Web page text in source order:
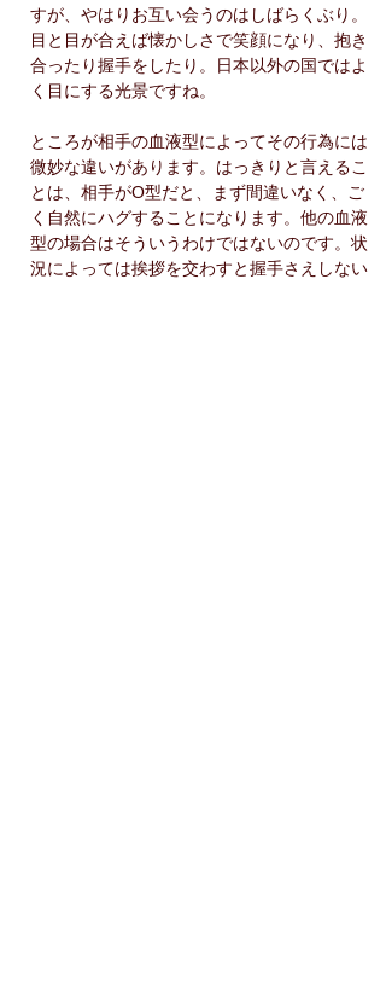
すが、やはりお互い会うのはしばらくぶり。
目と目が合えば懐かしさで笑顔になり、抱き
合ったり握手をしたり。日本以外の国ではよ
く目にする光景ですね。
ところが相手の血液型によってその行為には
微妙な違いがあります。はっきりと言えるこ
とは、相手がO型だと、まず間違いなく、ご
く自然にハグすることになります。他の血液
型の場合はそういうわけではないのです。状
況によっては挨拶を交わすと握手さえしない